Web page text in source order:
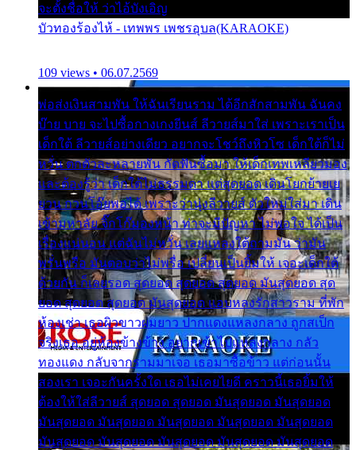
จะตั้งชื่อให้ ว่าไอ้บังเอิญ
บัวทองร้องไห้ - เทพพร เพชรอุบล(KARAOKE)
109 views • 06.07.2569
พ่อส่งเงินสามพัน ให้ฉันเรียนราม ได้อีกสักสามพัน ฉันคง
บ๊าย บาย จะไปซื้อกางเกงยีนส์ ลีวายส์มาใส่ เพราะเราเป็น
เด็กใต้ ลีวายส์อย่างเดียว อยากจะโชว์ถึงหิวโซ เด็กใต้ก็ไม่
หวั่น ตกตัวละหลายพัน กัดฟันซื้อมา ให้เด็กเทพเหลียวมอง
และต้องรู้ว่า เด็กใต้ไม่ธรรมดา แต่สุดยอด เดินโยกย้ายเย
ยวน กวนโอ๊ยพอได้ เพราะว่านุ่งลีวายส์ ตัวใหม่ใส่มา เดิน
เข้ามหาลัย จิ๊กโก๊มองหน้า ท่าจะมีปัญหา ไม่พอใจ ได้เป็น
เรื่องแน่นอน แต่ฉันไม่หวั่น เลยแหลงใต้ถามมัน ว่ามัน
พรั่นพรือ มันตอบว่าไม่พรื่อ เปลี่ยนเป็นยิ้มให้ เจอะเด็กใต้
ด้วยกัน ก็เลยรอด สุดยอด สุดยอด สุดยอด มันสุดยอด สุด
ยอด สุดยอด สุดยอด มันสุดยอด แอบหลงรักสาวราม ที่พัก
ห้องเช่า เธอผิวขาวผมยาว ปากแดงแหลงกลาง ถูกสเป็ก
จริงเธอ อยู่ห้องข้างข้าง อยากเข้าไปแหลงกลาง กลัว
ทองแดง กลับจากรามมาเจอ เธอมาซื้อข้าว แต่ก่อนนั้น
สองเรา เจอะกันครั้งใด เธอไม่เคยไยดี คราวนี้เธอยิ้มให้
ต้องให้ใส่ลีวายส์ สุดยอด สุดยอด มันสุดยอด มันสุดยอด
มันสุดยอด มันสุดยอด มันสุดยอด มันสุดยอด มันสุดยอด
มันสุดยอด มันสุดยอด มันสุดยอด มันสุดยอด มันสุดยอด